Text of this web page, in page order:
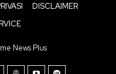
DISCLAIMER
News Plus